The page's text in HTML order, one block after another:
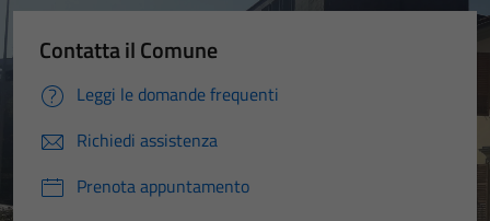
Contatta il Comune
Leggi le domande frequenti
Richiedi assistenza
Prenota appuntamento